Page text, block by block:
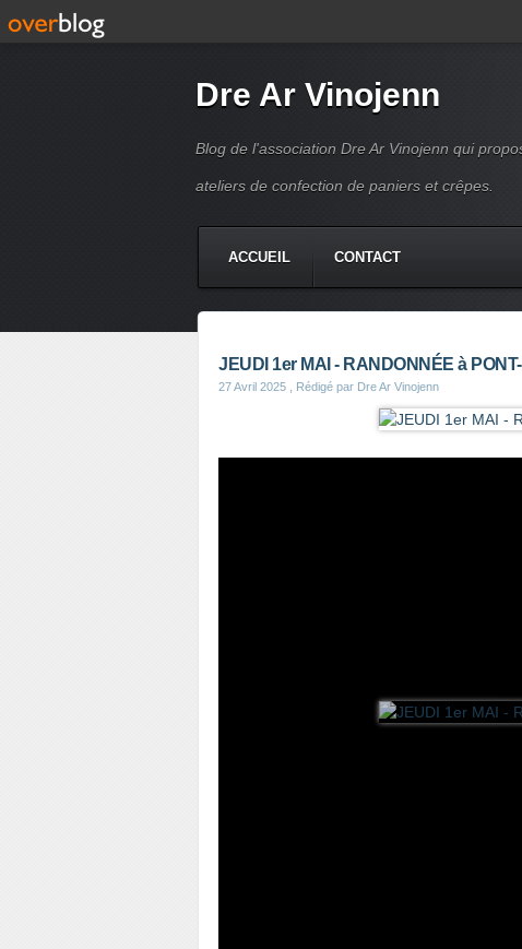
Dre Ar Vinojenn
Blog de l'association Dre Ar Vinojenn qui
ateliers de confection de paniers et crêpes.
ACCUEIL CONTACT
JEUDI 1er MAI - RANDONNÉE à
27 Avril 2025 , Rédigé par Dre Ar Vinojenn